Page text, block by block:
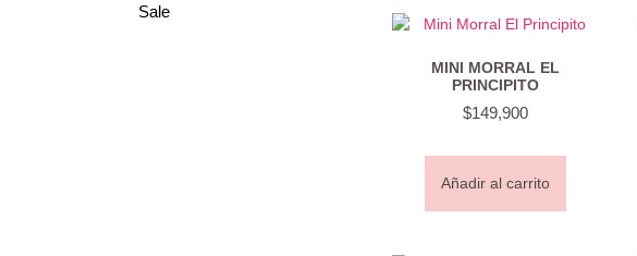
Sale
MINI MORRAL EL
PRINCIPITO
$149,900
Añadir al carrito